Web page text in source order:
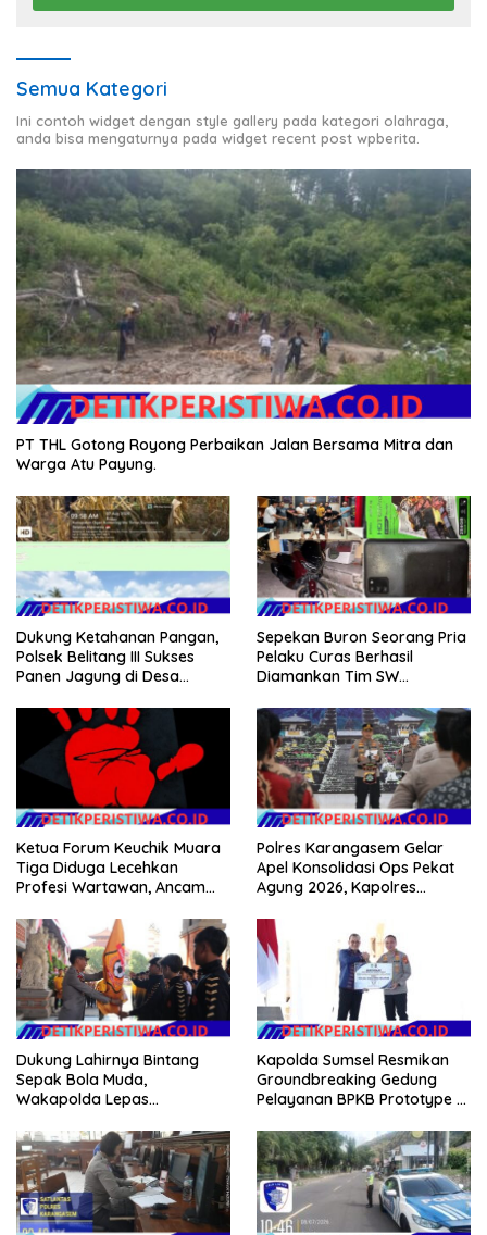
Semua Kategori
Ini contoh widget dengan style gallery pada kategori olahraga,
anda bisa mengaturnya pada widget recent post wpberita.
PT THL Gotong Royong Perbaikan Jalan Bersama Mitra dan
Warga Atu Payung.
Dukung Ketahanan Pangan,
Polsek Belitang III Sukses
Panen Jagung di Desa
Sepekan Buron Seorang Pria
Pelaku Curas Berhasil
Diamankan Tim SW
Ketua Forum Keuchik Muara
Tiga Diduga Lecehkan
Profesi Wartawan, Ancam
Polres Karangasem Gelar
Apel Konsolidasi Ops Pekat
Agung 2026, Kapolres
Target Selama Operasi
Dukung Lahirnya Bintang
Sepak Bola Muda,
Wakapolda Lepas
Soeratin 2026
Kapolda Sumsel Resmikan
Groundbreaking Gedung
Pelayanan BPKB Prototype di